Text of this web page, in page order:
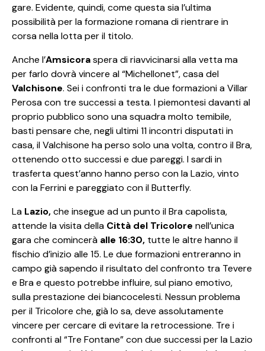
gare. Evidente, quindi, come questa sia l’ultima
possibilità per la formazione romana di rientrare in
corsa nella lotta per il titolo.
Anche l’Amsicoraspera di riavvicinarsi alla vetta ma
per farlo dovrà vincere al “Michellonet”, casa del
Valchisone. Sei i confronti tra le due formazioni a Villar
Perosa con tre successi a testa. I piemontesi davanti al
proprio pubblico sono una squadra molto temibile,
basti pensare che, negli ultimi 11 incontri disputati in
casa, il Valchisone ha perso solo una volta, contro il Bra,
ottenendo otto successi e due pareggi. I sardi in
trasferta quest’anno hanno perso con la Lazio, vinto
con la Ferrini e pareggiato con il Butterfly.
La Lazio,che insegue ad un punto il Bra capolista,
attende la visita della Città del Tricolore nell’unica
gara che comincerà alle 16:30, tutte le altre hanno il
fischio d’inizio alle 15. Le due formazioni entreranno in
campo già sapendo il risultato del confronto tra Tevere
e Bra e questo potrebbe influire, sul piano emotivo,
sulla prestazione dei biancocelesti. Nessun problema
per il Tricolore che, già lo sa, deve assolutamente
vincere per cercare di evitare la retrocessione. Tre i
confronti al “Tre Fontane” con due successi per la Lazio